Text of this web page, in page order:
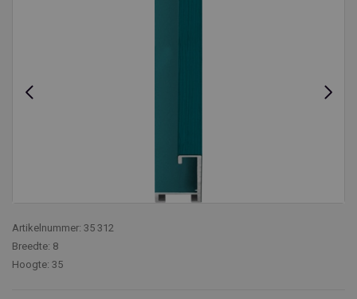
Artikelnummer: 35 312
Breedte: 8
Hoogte: 35